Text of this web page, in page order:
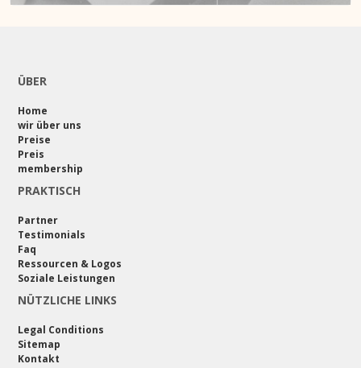
ÜBER
Home
wir über uns
Preise
Preis
membership
PRAKTISCH
Partner
Testimonials
Faq
Ressourcen & Logos
Soziale Leistungen
NÜTZLICHE LINKS
Legal Conditions
Sitemap
Kontakt